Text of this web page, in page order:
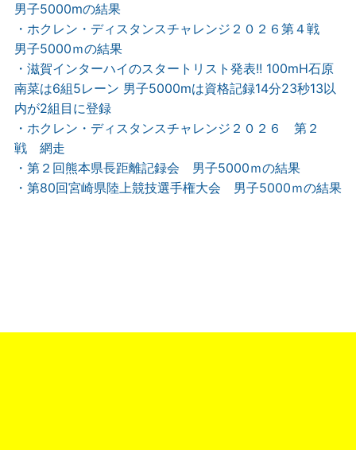
男子5000mの結果
・ホクレン・ディスタンスチャレンジ２０２６第４戦
男子5000ｍの結果
・滋賀インターハイのスタートリスト発表!! 100mH石原
南菜は6組5レーン 男子5000mは資格記録14分23秒13以
内が2組目に登録
・ホクレン・ディスタンスチャレンジ２０２６ 第２
戦 網走
・第２回熊本県長距離記録会 男子5000ｍの結果
・第80回宮崎県陸上競技選手権大会 男子5000ｍの結果